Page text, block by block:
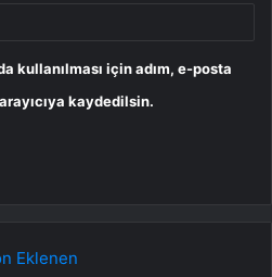
kullanılması için adım, e-posta
kaydedilsin.
Eklenen